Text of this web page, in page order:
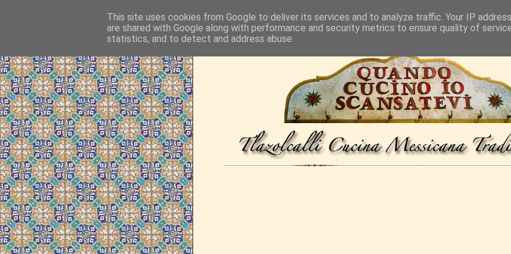
This site uses cookies from Google to deliver its services and to analyze traffic. Your IP
are shared with Google along with performance and security metrics to ensure quality of
statistics, and to detect and address abuse.